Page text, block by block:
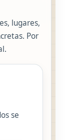
lugares,
Por
se